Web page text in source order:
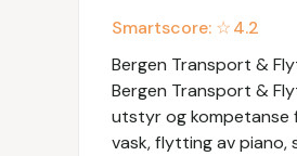
Smartscore: ☆4.2
Bergen Transport &
Bergen Transport &
utstyr og kompetanse
vask, flytting av